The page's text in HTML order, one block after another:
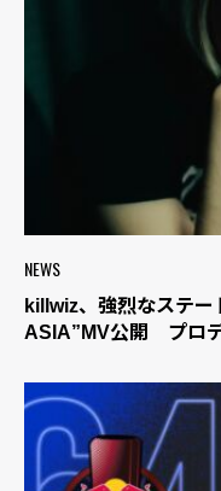
NEWS
killwiz、強烈なステ
ASIA”MV公開 プロ